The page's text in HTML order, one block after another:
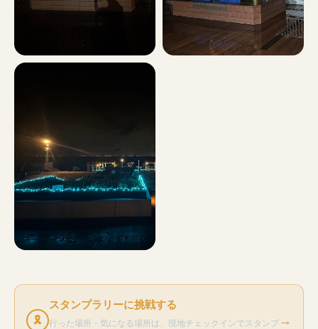
🎗
スタンプラリーに挑戦する
行った場所・気になる場所は、現地チェックインでスタンプ →